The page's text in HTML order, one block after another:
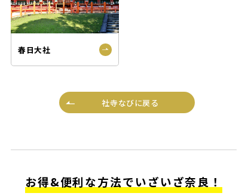
春日大社
社寺なびに戻る
お得&便利な方法でいざいざ奈良！